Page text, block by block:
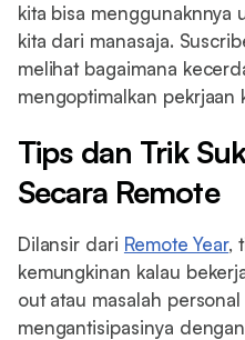
kita bisa menggunaknnya
kita dari manasaja.
melihat bagaimana
mengoptimalkan pekrjaan
Tips dan Trik
Secara Remote
Dilansir dari Remote Year,
kemungkinan kalau
out atau masalah
mengantisipasinya